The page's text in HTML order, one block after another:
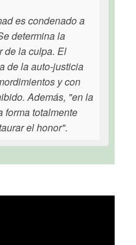
es condenado a
determina la
de la culpa. El
de la auto-justicia
y con
Además, "en la
forma totalmente
el honor".